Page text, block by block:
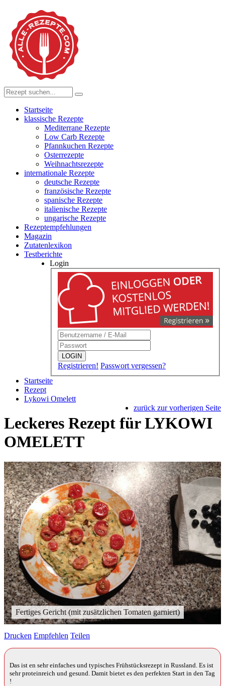
Startseite
klassische Rezepte
Mediterrane Rezepte
Low Carb Rezepte
Pfannkuchen Rezepte
Osterrezepte
Weihnachtsrezepte
internationale Rezepte
deutsche Rezepte
französische Rezepte
spanische Rezepte
italienische Rezepte
ungarische Rezepte
Rezeptempfehlungen
Magazin
Zutatenlexikon
Testberichte
Login
LOGIN
Registrieren! Passwort vergessen?
Startseite
Rezept
Lykowi Omelett
zurück zur vorherigen Seite
Leckeres Rezept fürLYKOWI
OMELETT
Fertiges Gericht (mit zusätzlichen Tomaten garniert)
Drucken Empfehlen Teilen
Das ist en sehr einfaches und typisches Frühstücksrezept in Russland. Es ist
sehr proteinreich und gesund. Damit bietet es den perfekten Start in den Tag
!